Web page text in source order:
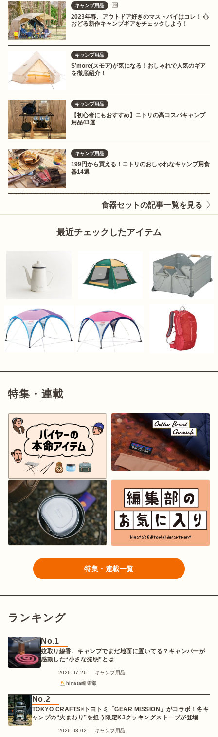
キャンプ用品
2023年春、アウトドア好きのマストバイはコレ！ 心
おどる新作キャンプギアをチェックしよう！
キャンプ用品
S’more(スモア)が気になる！おしゃれで人気のギア
を徹底紹介！
キャンプ用品
【初心者にもおすすめ】ニトリの高コスパキャンプ
用品43選
キャンプ用品
199円から買える！ニトリのおしゃれなキャンプ用食
器14選
食器セットの記事一覧を見る
最近チェックしたアイテム
特集・連載
特集・連載一覧
ランキング
No.1
蚊取り線香、キャンプでまだ地面に置いてる？キャンパーが
感動した“小さな発明”とは
2026.07.26
キャンプ用品
hinata編集部
No.2
TOKYO CRAFTS×トヨトミ「GEAR MISSION」がコラボ！冬キ
ャンプの“火まわり”を担う限定K3クッキングストーブが登場
2026.08.02
キャンプ用品